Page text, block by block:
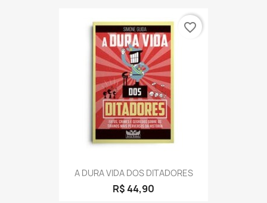
A DURA VIDA DOS DITADORES
R$ 44,90
favorite_border